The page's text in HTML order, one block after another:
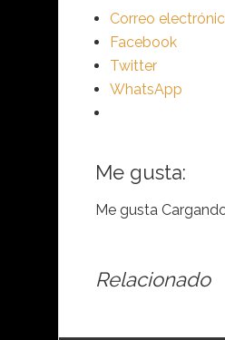
Correo
Facebook
Twitter
WhatsApp
Me gusta:
Me gusta
Relacionado